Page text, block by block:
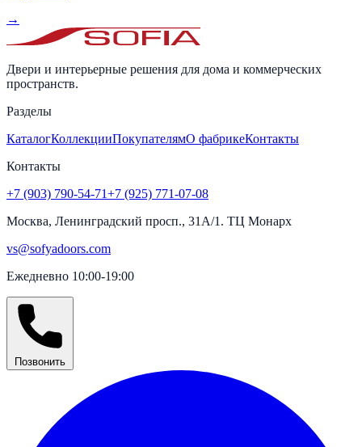
→
Двери и интерьерные решения для дома и коммерческих
пространств.
Разделы
КаталогКоллекцииПокупателямО фабрикеКонтакты
Контакты
+7 (903) 790-54-71+7 (925) 771-07-08
Москва, Ленинградский просп., 31А/1. ТЦ Монарх
vs@sofyadoors.com
Ежедневно 10:00-19:00
Позвонить